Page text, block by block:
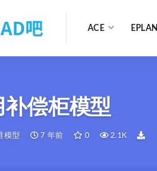
ACE EPLAN
补偿柜模型
模型 7 年前 0 2.1K